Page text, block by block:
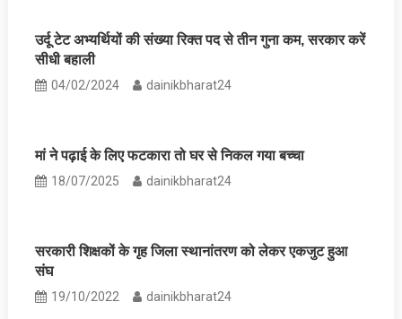
उर्दू टेट अभ्यर्थियों की संख्या रिक्त पद से तीन गुना कम, सरकार करें
सीधी बहाली
04/02/2024 dainikbharat24
मां ने पढ़ाई के लिए फटकारा तो घर से निकल गया बच्‍चा
18/07/2025 dainikbharat24
सरकारी शिक्षकों के गृह जिला स्‍थानांतरण को लेकर एकजुट हुआ
संघ
19/10/2022 dainikbharat24